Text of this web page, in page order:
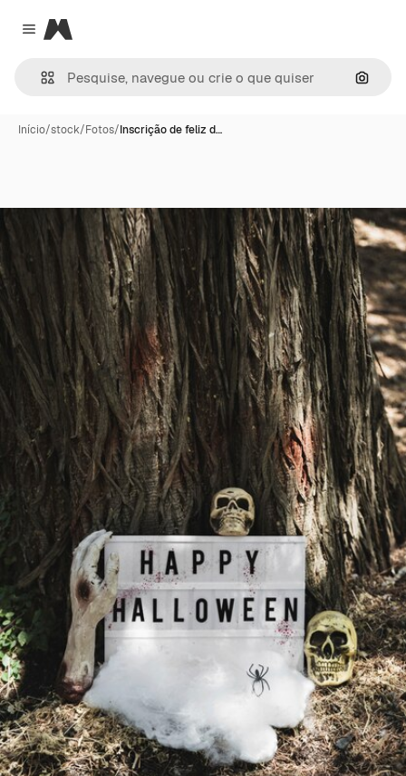
Close menu
Magnific
Início/stock/Fotos/Inscrição de feliz d…